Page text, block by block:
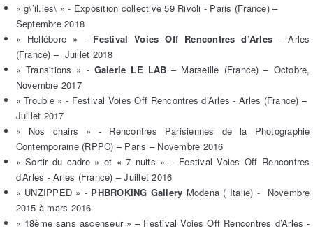
« g\’il.les\ » - Exposition collective 59 Rivoli - Paris (France) –
Septembre 2018
« Hellébore » - Festival Voies Off Rencontres d’Arles - Arles
(France) – Juillet 2018
« Transitions » - Galerie LE LAB – Marseille (France) – Octobre,
Novembre 2017
« Trouble » - Festival Voies Off Rencontres d’Arles - Arles (France) –
Juillet 2017
« Nos chairs » - Rencontres Parisiennes de la Photographie
Contemporaine (RPPC) – Paris – Novembre 2016
« Sortir du cadre » et « 7 nuits » – Festival Voies Off Rencontres
d’Arles - Arles (France) – Juillet 2016
« UNZIPPED » - PHBROKING Gallery Modena ( Italie) - Novembre
2015 à mars 2016
« 18ème sans ascenseur » – Festival Voies Off Rencontres d’Arles -